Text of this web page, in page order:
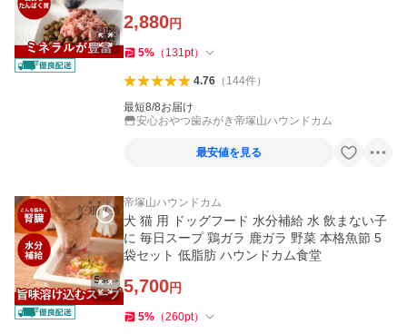
2,880円
5% （ 131pt）
4.76（ 144件）
最短8/8お届け
安心おやつ歯みがき帝塚山ハウンドカム
最安値を見る
帝塚山ハウンドカム
犬 猫 用 ドッグフード 水分補給 水 飲まない子
に 毎日スープ 鶏ガラ 鹿ガラ 野菜 本格魚節 5
袋セット 低脂肪 ハウンドカム食堂
5,700円
5% （260pt）